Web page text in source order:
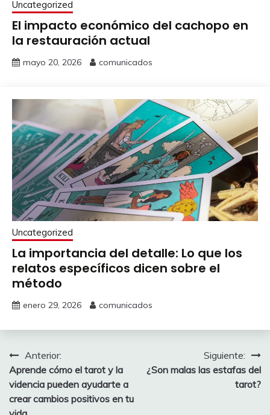
Uncategorized
El impacto económico del cachopo en
la restauración actual
mayo 20, 2026 comunicados
Uncategorized
La importancia del detalle: Lo que los
relatos específicos dicen sobre el
método
enero 29, 2026 comunicados
Navegación
de
entradas
Anterior:
Aprende cómo el tarot y la
videncia pueden ayudarte a
crear cambios positivos en tu
Siguiente:
¿Son malas las estafas del
tarot?